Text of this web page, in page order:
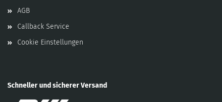
AGB
Callback Service
Cookie Einstellungen
Schneller und sicherer Versand